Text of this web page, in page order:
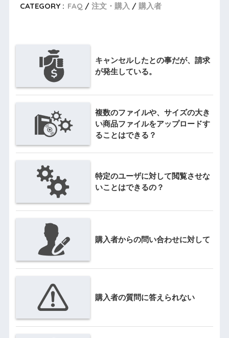
CATEGORY : FAQ 注文・購入 購入者
キャンセルしたとの事だが、請求
が発生している。
複数のファイルや、サイズの大き
い商品ファイルをアップロードす
ることはできる？
特定のユーザに対して閲覧させな
いことはできるの？
購入者からの問い合わせに対して
購入者の質問に答えられない